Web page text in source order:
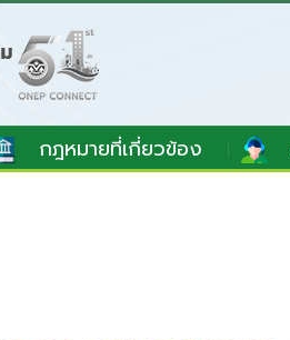
กฎหมายที่เกี่ยวข้อง